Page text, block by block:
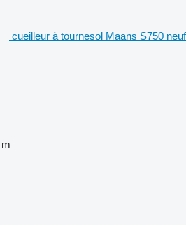
cueilleur à tournesol Maans S750 neuf